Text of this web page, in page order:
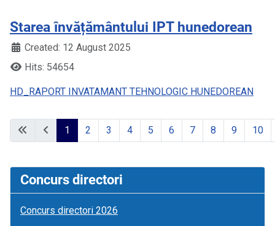
Starea învățământului IPT hunedorean
Created: 12 August 2025
Hits: 54654
HD_RAPORT INVATAMANT TEHNOLOGIC HUNEDOREAN
Page 1 of 41
1 2 3 4 5 6 7 8 9 10
Concurs directori
Concurs directori 2026